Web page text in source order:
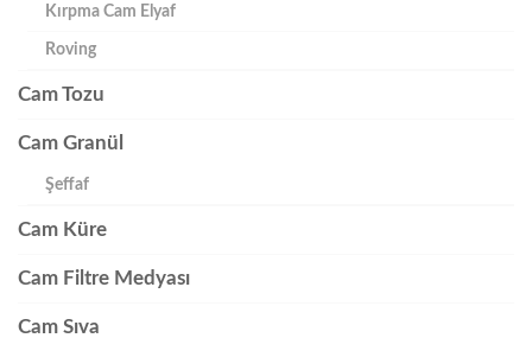
Kırpma Cam Elyaf
Roving
Cam Tozu
Cam Granül
Şeffaf
Cam Küre
Cam Filtre Medyası
Cam Sıva